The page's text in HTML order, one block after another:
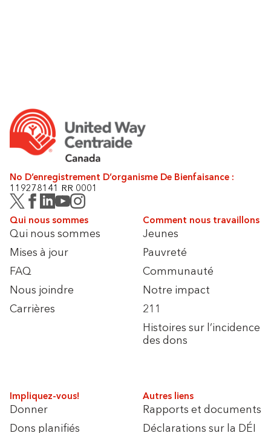
No D’enregistrement D’organisme De Bienfaisance :
119278141 RR 0001
Qui nous sommes
Qui nous sommes
Mises à jour
FAQ
Nous joindre
Carrières
Comment nous travaillons
Jeunes
Pauvreté
Communauté
Notre impact
211
Histoires sur l’incidence
des dons
Impliquez-vous!
Donner
Dons planifiés
Autres liens
Rapports et documents
Déclarations sur la DÉI